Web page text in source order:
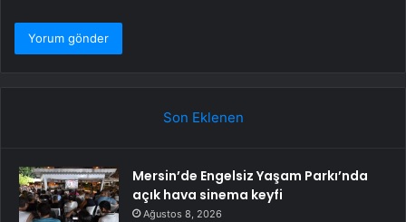
Son Eklenen
Mersin’de Engelsiz Yaşam Parkı’nda
açık hava sinema keyfi
Ağustos 8, 2026